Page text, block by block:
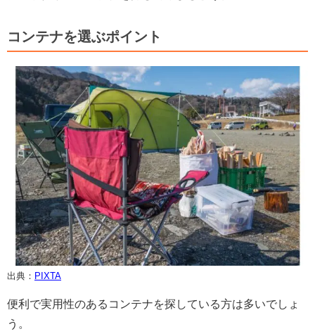
コンテナを選ぶポイント
出典： PIXTA
便利で実用性のあるコンテナを探している方は多いでしょ
う。